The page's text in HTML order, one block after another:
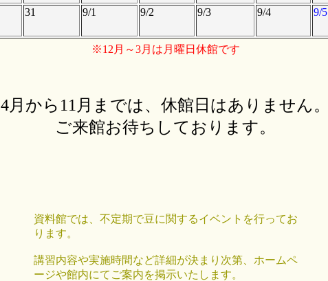
31 9/1 9/2 9/3 9/4 9/5
※12月～3月は月曜日休館です
4月から11月までは、休館日はありません。
ご来館お待ちしております。
資料館では、不定期で豆に関するイベントを行ってお
ります。
講習内容や実施時間など詳細が決まり次第、ホームペ
ージや館内にてご案内を掲示いたします。